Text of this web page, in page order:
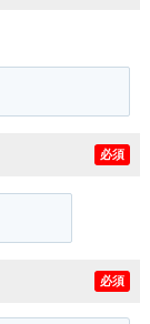
必須
必須